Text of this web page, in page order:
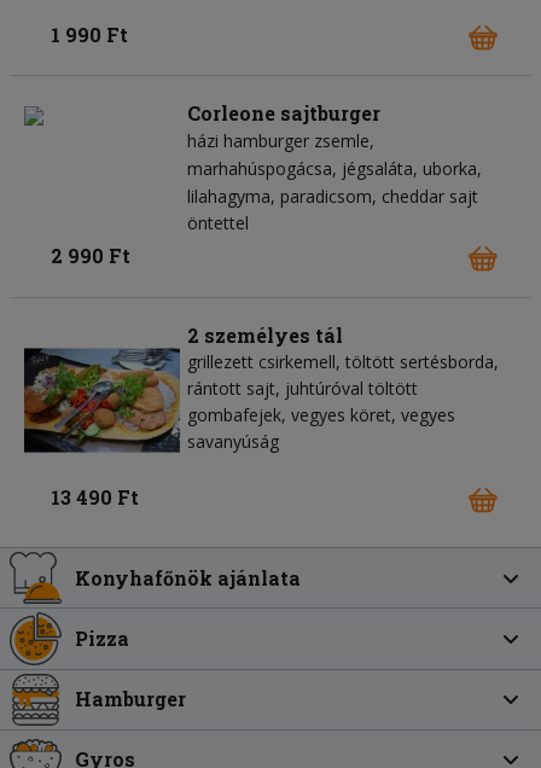
1 990 Ft
Corleone sajtburger
házi hamburger zsemle
marhahúspogácsa jégsaláta uborka
lilahagyma paradicsom cheddar sajt
öntettel
2 990 Ft
2 személyes tál
grillezett csirkemell, töltött sertésborda,
rántott sajt, juhtúróval töltött
gombafejek, vegyes köret, vegyes
savanyúság
13 490 Ft
Konyhafőnök ajánlata
Pizza
Hamburger
Gyros